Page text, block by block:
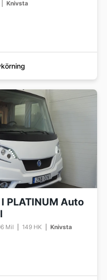
Knivsta
PLATINUM Auto
Mil 149 HK Knivsta